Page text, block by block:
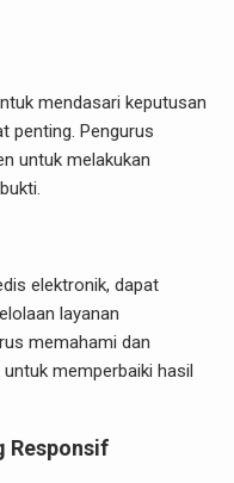
mendasari keputusan
penting. Pengurus
untuk melakukan
elektronik, dapat
layanan
memahami dan
memperbaiki hasil
Responsif